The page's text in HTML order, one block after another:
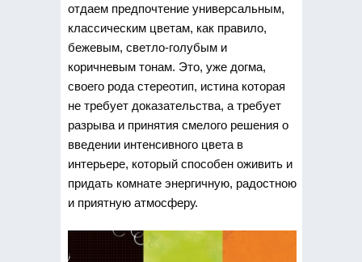
отдаем предпочтение универсальным,
классическим цветам, как правило,
бежевым, светло-голубым и
коричневым тонам. Это, уже догма,
своего рода стереотип, истина которая
не требует доказательства, а требует
разрыва и принятия смелого решения о
введении интенсивного цвета в
интерьере, который способен оживить и
придать комнате энергичную, радостною
и приятную атмосферу.